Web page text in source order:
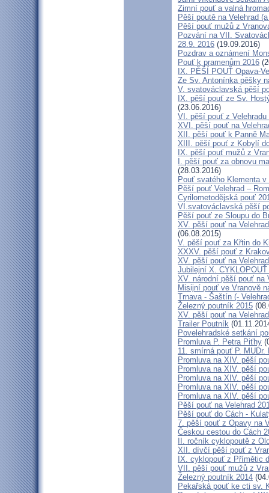
Zimní pouť a valná
Pěší poutě na Velehrad
Pěší pouť mužů z
Pozvání na VII.
28.9. 2016 (19.09.2016)
Pozdrav a oznámení
Pouť k pramenům 2016
IX. PĚŠÍ POUŤ Opava-
Ze Sv. Antonínka pěšky
V. svatováclavská pěší
IX. pěší pouť ze Sv.
(23.06.2016)
VI. pěší pouť z
XVI. pěší pouť na
XII. pěší pouť k Panně
XIII. pěší pouť z Kobylí
IX. pěší pouť mužů z
I. pěší pouť za obnovu
(28.03.2016)
Pouť svatého Klementa
Pěší pouť Velehrad –
Cyrilometodějská pouť
VI.svatováclavská pěší
Pěší pouť ze Sloupu do
XV. pěší pouť na
(06.08.2015)
V. pěší pouť za Křtin do
XXXV. pěší pouť z
XV. pěší pouť na
Jubilejní X.
XV. národní pěší pouť na
Misijní pouť ve Vranově
Trnava - Šaštín (-
Železný poutník 2015
XV. pěší pouť na
Trailer Poutník
Povelehradské setkání
Promluva P. Petra Piťhy
11. smírná pouť P.
Promluva na XIV. pěší
Promluva na XIV. pěší
Promluva na XIV. pěší
Promluva na XIV. pěší
Promluva na XIV. pěší
Pěší pouť na Velehrad
Pěší pouť do Cách -
7. pěší pouť z Opavy na
Českou cestou do Cách
II. ročník cyklopoutě z
XII. dívčí pěší pouť z
IX. cyklopouť z Přímětic
VII. pěší pouť mužů z
Železný poutník 2014
Pekařská pouť ke cti sv.